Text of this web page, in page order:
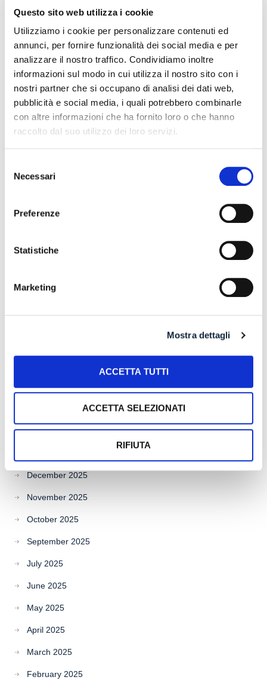
Questo sito web utilizza i cookie
Utilizziamo i cookie per personalizzare contenuti ed
annunci, per fornire funzionalità dei social media e per
analizzare il nostro traffico. Condividiamo inoltre
informazioni sul modo in cui utilizza il nostro sito con i
nostri partner che si occupano di analisi dei dati web,
pubblicità e social media, i quali potrebbero combinarle
con altre informazioni che ha fornito loro o che hanno
raccolto dal suo utilizzo dei loro servizi.
delNecessari
Preferenze
Statistiche
Marketing
Mostra dettagli
ACCETTA TUTTI
ACCETTA SELEZIONATI
RIFIUTA
RISTRUTTURARE DEBITI DERIVANTI DALLA
RISARCIMENTO DANNI – CONDOTTA INADEMPIENTE DEI
SANITARI – Gestione della gravidanza ed omessa diagnosi
della sindrome di Down
IL PAGAMENTO DEL MUTUO DELLA CASA FAMILIARE
TRA OBBLIGAZIONE NATURALE E ARRICCHIMENTO
SENZA CAUSA: LA CASSAZIONE RIBADISCE IL CRITERIO
DELLA PROPORZIONALITÀ
Recent Comments
Archives
April 2026
February 2026
December 2025
November 2025
October 2025
September 2025
July 2025
June 2025
May 2025
April 2025
March 2025
February 2025